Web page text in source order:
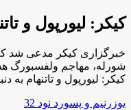
کیکر: لیورپول و
خبرگزاری کیکر مدعی شد که
شورله، مهاجم ولفسبورگ
کیکر: لیورپول و تاتنهام به
یوزرنیم و پسورد نود 32